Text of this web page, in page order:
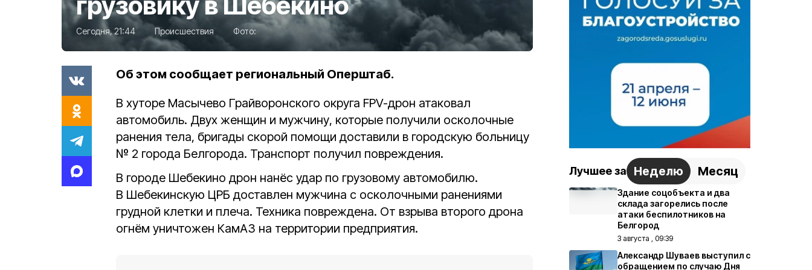
Сегодня, 21:44 Происшествия Фото:
Об этом сообщает региональный Оперштаб.
В хуторе Масычево Грайворонского округа FPV-дрон атаковал
автомобиль. Двух женщин и мужчину, которые получили осколочные
ранения тела, бригады скорой помощи доставили в городскую больницу
№ 2 города Белгорода. Транспорт получил повреждения.
В городе Шебекино дрон нанёс удар по грузовому автомобилю.
В Шебекинскую ЦРБ доставлен мужчина с осколочными ранениями
грудной клетки и плеча. Техника повреждена. От взрыва второго дрона
огнём уничтожен КамАЗ на территории предприятия.
Лучшее за Неделю Месяц
Здание соцобъекта и два
склада загорелись после
атаки беспилотников на
Белгород
3 августа , 09:39
Александр Шуваев выступил с
обращением по случаю Дня